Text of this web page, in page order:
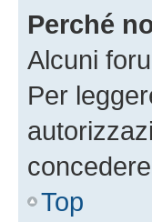
Perché
Alcuni
Per
Top